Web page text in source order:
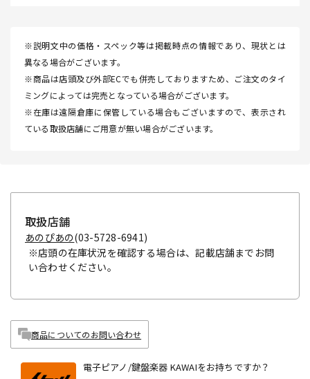
※説明文中の価格・スペック等は掲載時点の情報であり、現状とは
異なる場合がございます。
※商品は店頭及び外部ECでも併売しておりますため、ご注文のタイ
ミングによっては完売となっている場合がございます。
※在庫は遠隔倉庫に保管している場合もございますので、表示され
ている取扱店舗にご用意が無い場合がございます。
取扱店舗
あのぴあの(03-5728-6941)
※店頭の在庫状況を確認する場合は、記載店舗までお問
い合わせください。
商品についてのお問い合わせ
電子ピアノ/鍵盤楽器 KAWAIをお持ちですか？